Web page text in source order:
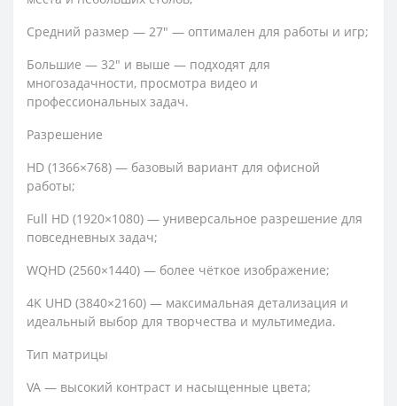
Средний размер — 27" — оптимален для работы и игр;
Большие — 32" и выше — подходят для
многозадачности, просмотра видео и
профессиональных задач.
Разрешение
HD (1366×768) — базовый вариант для офисной
работы;
Full HD (1920×1080) — универсальное разрешение для
повседневных задач;
WQHD (2560×1440) — более чёткое изображение;
4K UHD (3840×2160) — максимальная детализация и
идеальный выбор для творчества и мультимедиа.
Тип матрицы
VA — высокий контраст и насыщенные цвета;